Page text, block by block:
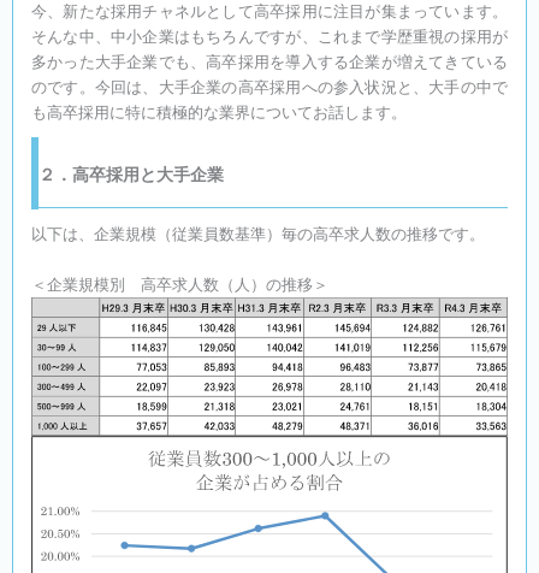
今、新たな採用チャネルとして高卒採用に注目が集まっています。
そんな中、中小企業はもちろんですが、これまで学歴重視の採用が
多かった大手企業でも、高卒採用を導入する企業が増えてきている
のです。今回は、大手企業の高卒採用への参入状況と、大手の中で
も高卒採用に特に積極的な業界についてお話します。
２．高卒採用と大手企業
以下は、企業規模（従業員数基準）毎の高卒求人数の推移です。
＜企業規模別 高卒求人数（人）の推移＞